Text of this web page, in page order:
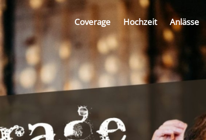
Coverage Hochzeit Anlässe